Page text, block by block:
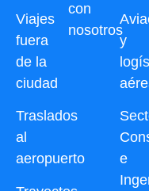
Viajes
fuera
de la
ciudad
Traslados
al
aeropuerto
y
e
con
nosotros